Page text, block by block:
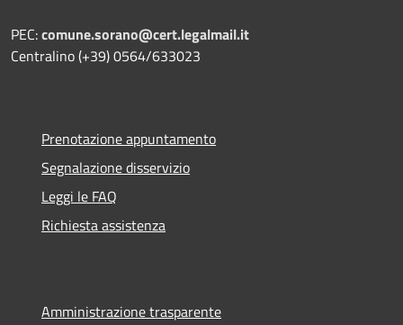
PEC:comune.sorano@cert.legalmail.it
Centralino (+39) 0564/633023
Prenotazione appuntamento
Segnalazione disservizio
Leggi le FAQ
Richiesta assistenza
Amministrazione trasparente